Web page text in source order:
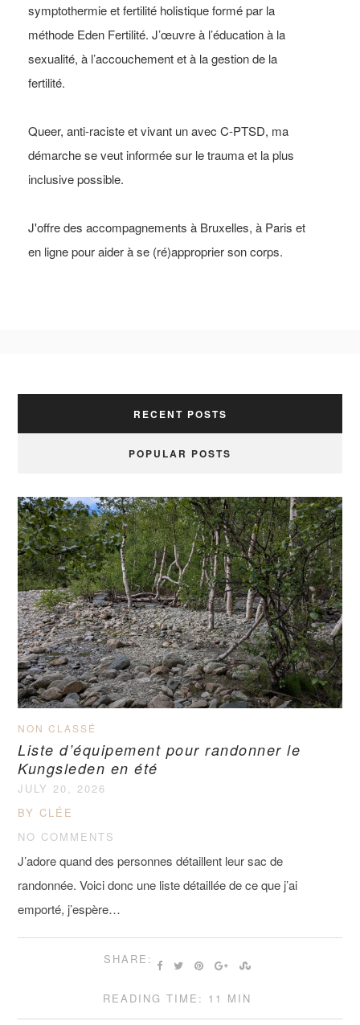
symptothermie et fertilité holistique formé par la
méthode Eden Fertilité. J’œuvre à l’éducation à la
sexualité, à l’accouchement et à la gestion de la
fertilité.
Queer, anti-raciste et vivant un avec C-PTSD, ma
démarche se veut informée sur le trauma et la plus
inclusive possible.
J'offre des accompagnements à Bruxelles, à Paris et
en ligne pour aider à se (ré)approprier son corps.
RECENT POSTS
POPULAR POSTS
NON CLASSÉ
Liste d’équipement pour randonner le
Kungsleden en été
JULY 20, 2026
BY CLÉE
NO COMMENTS
J’adore quand des personnes détaillent leur sac de
randonnée. Voici donc une liste détaillée de ce que j’ai
emporté, j’espère…
SHARE:
READING TIME: 11 MIN